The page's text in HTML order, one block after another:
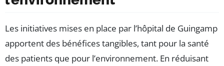
Les initiatives mises en place par l’hôpital de Guingamp
apportent des bénéfices tangibles, tant pour la santé
des patients que pour l’environnement. En réduisant